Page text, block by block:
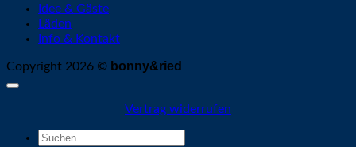
Idee & Gäste
Läden
Info & Kontakt
Copyright 2026 © bonny&ried
Vertrag widerrufen
Suchen